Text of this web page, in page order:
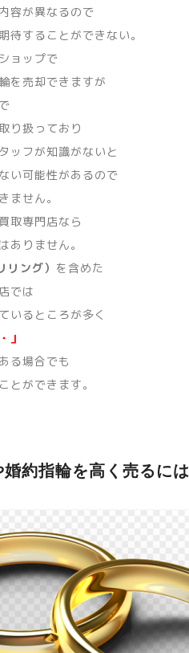
容が異なるので
待することができない。
ョップで
を売却できますが
り扱っており
ッフが知識がないと
い可能性があるので
ません。
取専門店なら
ありません。
リング） を含めた
では
いるところが多く
」
る場合でも
とができます。
約指輪を高く売るには